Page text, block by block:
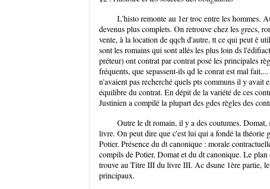
L'histo remonte au 1er troc entre les hommes.
devenus plus complets. On retrouve chez les grecs,
vente, à la location de qqch d'autre, tt ce qui peut ê
sont les romains qui sont allés les plus loin ds
préteur) ont contrat par contrat posé les principales
fréquents, que sepassent-ils qd le conrat est mal
n'avaient pas recherché quels pts communs il y avait
équilibre du contrat. En dépit de la variété de ces
Justinien a compilé la plupart des gdes règles des
Outre le dt romain, il y a des coutumes.
livre. On peut dire que c'est lui qui a fondé la théorie
Potier. Présence du dt canonique : morale
compils de Potier, Domat et du dt canonique. Le
trouve au Titre III du livre III. Ac dsune 1ère partie,
principaux.